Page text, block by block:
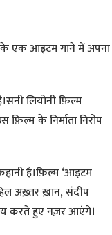
के एक आइटम गाने में अपना
लियोनी फ़िल्म
के निर्माता निरोप
है।फ़िल्म ‘आइटम
अख़्तर ख़ान, संदीप
करते हुए नज़र‌ आएंगे।